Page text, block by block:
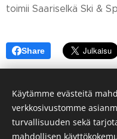
toimii Saariselkä Ski &
Share
© 2024
Käytämme evästeitä
verkkosivustomme
turvallisuuden sekä
mahdollisen